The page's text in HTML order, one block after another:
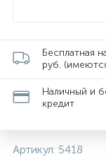
Бесплатная
руб.
Наличный и
кредит
Артикул: 5418